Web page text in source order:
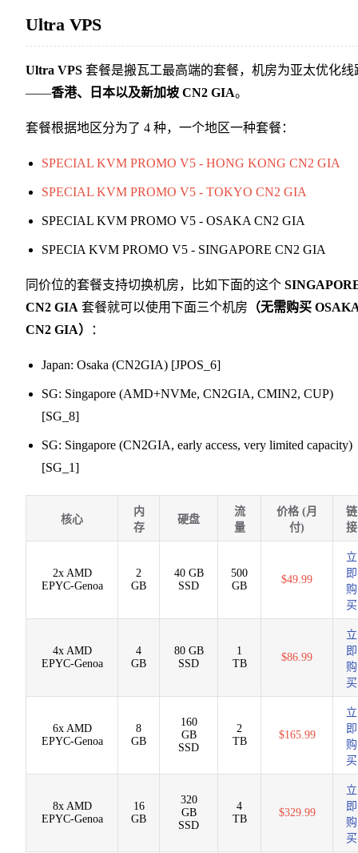
Ultra VPS
Ultra VPS 套餐是搬瓦工最高端的套餐，机房为亚太优化线
——香港、日本以及新加坡 CN2 GIA。
套餐根据地区分为了 4 种，一个地区一种套餐：
SPECIAL KVM PROMO V5 - HONG KONG CN2 GIA
SPECIAL KVM PROMO V5 - TOKYO CN2 GIA
SPECIAL KVM PROMO V5 - OSAKA CN2 GIA
SPECIA KVM PROMO V5 - SINGAPORE CN2 GIA
同价位的套餐支持切换机房，比如下面的这个
CN2 GIA 套餐就可以使用下面三个机房 （无需购买
CN2 GIA）
：
Japan: Osaka (CN2GIA) [JPOS_6]
SG: Singapore (AMD+NVMe, CN2GIA, CMIN2, CUP)
[SG_8]
SG: Singapore (CN2GIA, early access, very limited capacity)
[SG_1]
核心
内
存
硬盘
流
量
价格 (月
付)
链
接
2x AMD
EPYC-Genoa
2
GB
40 GB
SSD
500
GB
$49.99
立
即
购
买
4x AMD
EPYC-Genoa
4
GB
80 GB
SSD
1
TB
$86.99
立
即
购
买
6x AMD
EPYC-Genoa
8
GB
160
GB
SSD
2
TB
$165.99
立
即
购
买
8x AMD
EPYC-Genoa
16
GB
320
GB
SSD
4
TB
$329.99
立
即
购
买